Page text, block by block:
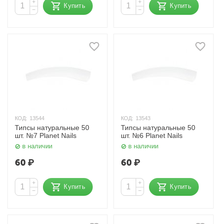
+
−
Купить
+
−
Купить
КОД: 13544
Типсы натуральные 50
шт. №7 Planet Nails
в наличии
60₽
+
−
Купить
КОД: 13543
Типсы натуральные 50
шт. №6 Planet Nails
в наличии
60₽
+
−
Купить